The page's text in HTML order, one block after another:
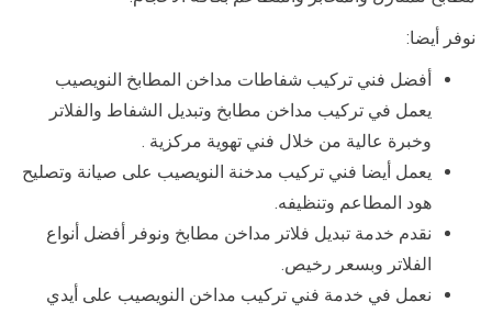
نوفر أيضا:
أفضل فني تركيب شفاطات مداخن المطابخ النويصيب
يعمل في تركيب مداخن مطابخ وتبديل الشفاط والفلاتر
وخبرة عالية من خلال فني تهوية مركزية .
يعمل أيضا فني تركيب مدخنة النويصيب على صيانة وتصليح
هود المطاعم وتنظيفه.
نقدم خدمة تبديل فلاتر مداخن مطابخ ونوفر أفضل أنواع
الفلاتر وبسعر رخيص.
نعمل في خدمة فني تركيب مداخن النويصيب على أيدي